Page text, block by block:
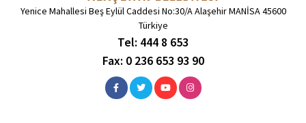
Yenice Mahallesi Beş Eylül Caddesi No:30/A Alaşehir MANİSA 45600
Türkiye
Tel: 444 8 653
Fax: 0 236 653 93 90